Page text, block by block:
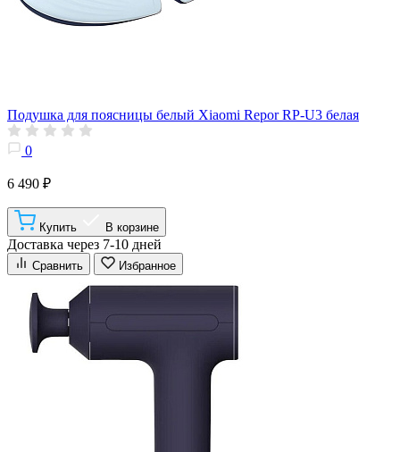
Подушка для поясницы белый Xiaomi Repor RP-U3 белая
0
6 490 ₽
Купить В корзине
Доставка через 7-10 дней
Сравнить Избранное